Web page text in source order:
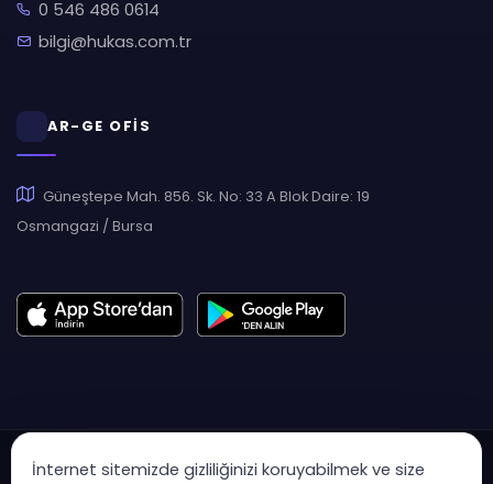
0 546 486 0614
bilgi@hukas.com.tr
AR-GE OFİS
Güneştepe Mah. 856. Sk. No: 33 A Blok Daire: 19
Osmangazi / Bursa
İnternet sitemizde gizliliğinizi koruyabilmek ve size